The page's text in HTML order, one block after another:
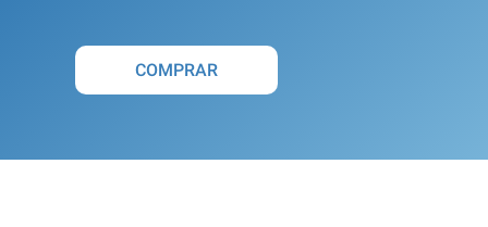
COMPRAR